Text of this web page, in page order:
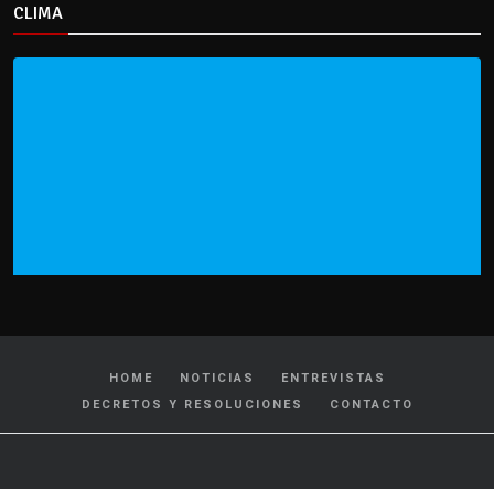
CLIMA
HOME NOTICIAS
ENTREVISTAS
DECRETOS Y RESOLUCIONES
CONTACTO